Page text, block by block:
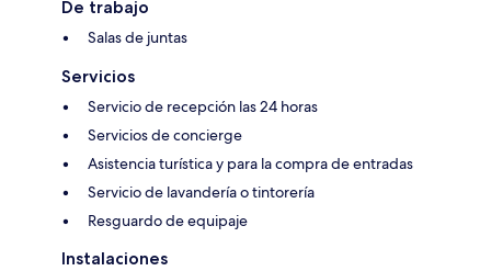
De trabajo
Salas de juntas
Servicios
Servicio de recepción las 24 horas
Servicios de concierge
Asistencia turística y para la compra de entradas
Servicio de lavandería o tintorería
Resguardo de equipaje
Instalaciones